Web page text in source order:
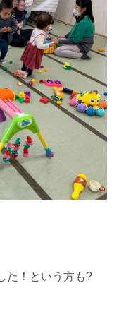
た！という方も?